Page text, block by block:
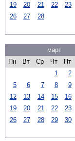
19
20 21 22 23
26
27 28
март
Пн
Вт Ср Чт Пт
1
2
5
6 7 8 9
12
13 14 15 16
19
20 21 22 23
26
27 28 29 30